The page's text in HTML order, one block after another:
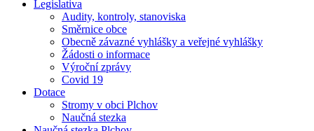
Legislativa
Audity, kontroly, stanoviska
Směrnice obce
Obecně závazné vyhlášky a veřejné vyhlášky
Žádosti o informace
Výroční zprávy
Covid 19
Dotace
Stromy v obci Plchov
Naučná stezka